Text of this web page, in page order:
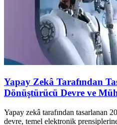
Yapay Zekâ Tarafından
Dönüştürücü Devre ve
Yapay zekâ tarafından tasarlanan
devre, temel elektronik